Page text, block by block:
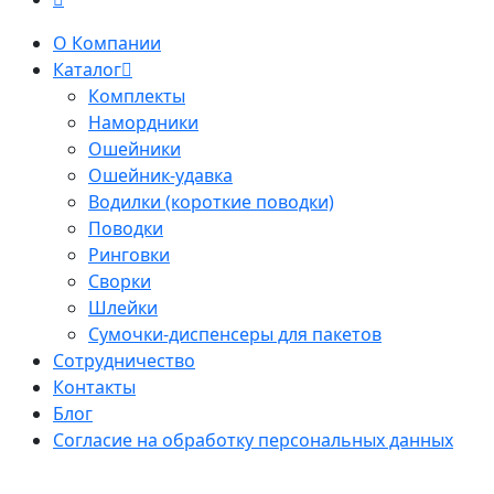
О Компании
Каталог
Комплекты
Намордники
Ошейники
Ошейник-удавка
Водилки (короткие поводки)
Поводки
Ринговки
Сворки
Шлейки
Сумочки-диспенсеры для пакетов
Сотрудничество
Контакты
Блог
Согласие на обработку персональных данных